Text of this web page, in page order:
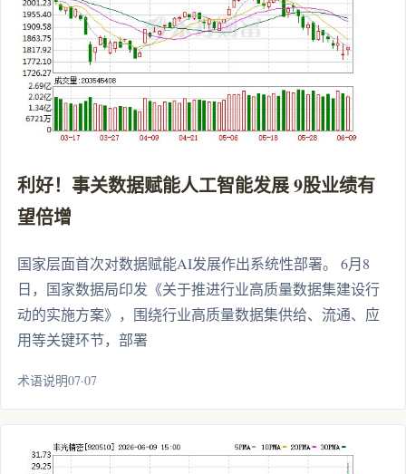
利好！事关数据赋能人工智能发展 9股业绩有
望倍增
国家层面首次对数据赋能AI发展作出系统性部署。 6月8
日，国家数据局印发《关于推进行业高质量数据集建设行
动的实施方案》，围绕行业高质量数据集供给、流通、应
用等关键环节，部署
术语说明07·07